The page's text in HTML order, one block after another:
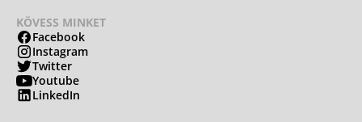
KÖVESS MINKET
Facebook
Instagram
Twitter
Youtube
LinkedIn